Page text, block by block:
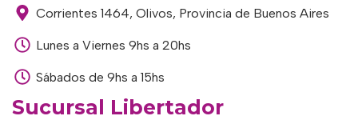
Corrientes 1464, Olivos, Provincia de Buenos Aires
Lunes a Viernes 9hs a 20hs
Sábados de 9hs a 15hs
Sucursal Libertador